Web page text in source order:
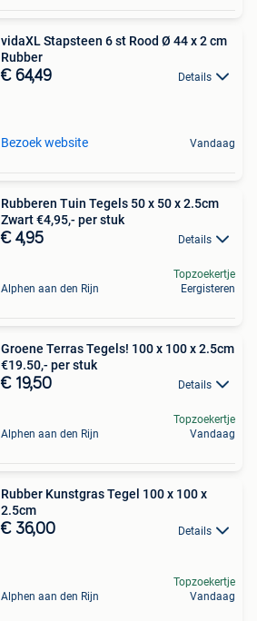
vidaXL Stapsteen 6 st Rood Ø 44 x 2 cm
Rubber
€ 64,49 Details
Bezoek website Vandaag
Rubberen Tuin Tegels 50 x 50 x 2.5cm
Zwart €4,95,- per stuk
€ 4,95 Details
Alphen aan den Rijn
Topzoekertje
Eergisteren
Groene Terras Tegels! 100 x 100 x 2.5cm
€19.50,- per stuk
€ 19,50 Details
Alphen aan den Rijn
Topzoekertje
Vandaag
Rubber Kunstgras Tegel 100 x 100 x
2.5cm
€ 36,00 Details
Alphen aan den Rijn
Topzoekertje
Vandaag